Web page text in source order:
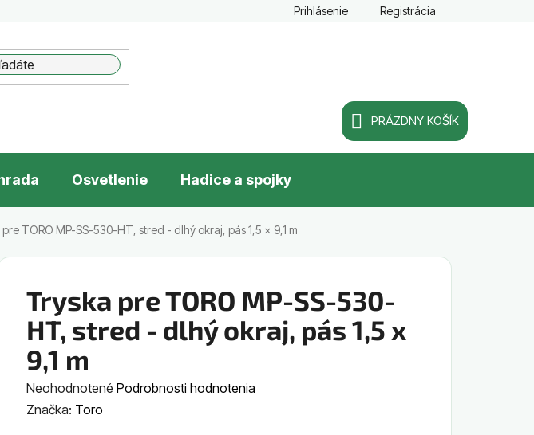
Prihlásenie Registrácia
NÁKUPNÝ
PRÁZDNY KOŠÍK
Osvetlenie Hadice a spojky
pre TORO MP-SS-530-HT, stred - dlhý okraj, pás 1,5 x 9,1 m
Tryska pre TORO MP-SS-530-
HT, stred - dlhý okraj, pás 1,5 x
9,1 m
Priemerné
hodnotenie
Neohodnotené Podrobnosti hodnotenia
Značka: Toro